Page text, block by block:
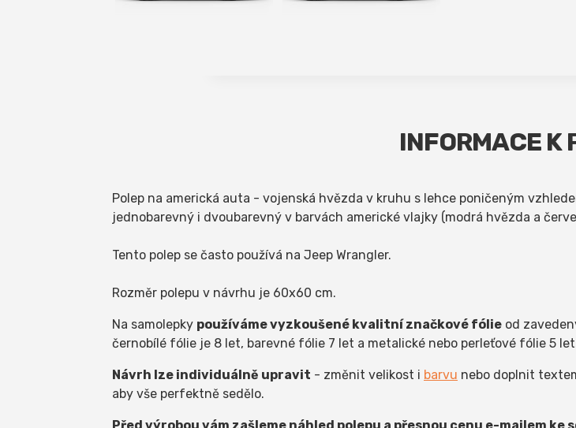
INFORMACE K
Polep na americká auta - vojenská hvězda v kruhu s lehce poničeným
jednobarevný i dvoubarevný v barvách americké vlajky (modrá hvězda a
Tento polep se často používá na Jeep Wrangler.
Rozměr polepu v návrhu je 60x60 cm.
Na samolepky používáme vyzkoušené kvalitní značkové fólie od
černobílé fólie je 8 let, barevné fólie 7 let a metalické nebo perleťové fólie 5
Návrh lze individuálně upravit - změnit velikost i barvu nebo doplnit
aby vše perfektně sedělo.